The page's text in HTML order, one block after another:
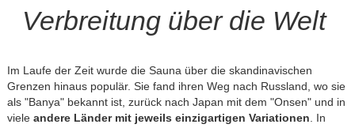
Verbreitung über die Welt
Im Laufe der Zeit wurde die Sauna über die skandinavischen
Grenzen hinaus populär. Sie fand ihren Weg nach Russland, wo sie
als "Banya" bekannt ist, zurück nach Japan mit dem "Onsen" und in
viele andere Länder mit jeweils einzigartigen Variationen . In